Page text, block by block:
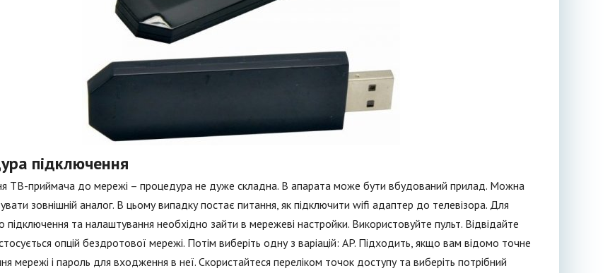
підключення
ТВ-приймача до мережі – процедура не дуже складна. В апарата може бути вбудований прилад. Можна
зовнішній аналог. В цьому випадку постає питання, як підключити wifi адаптер до телевізора. Для
підключення та налаштування необхідно зайти в мережеві настройки. Використовуйте пульт. Відвідайте
опцій бездротової мережі. Потім виберіть одну з варіацій: AP. Підходить, якщо вам відомо точне
мережі і пароль для входження в неї. Скористайтеся переліком точок доступу та виберіть потрібний